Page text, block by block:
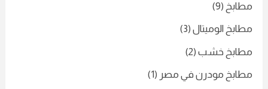
(9)
الوميتال(3)
خشب(2)
مودرن في مصر (1)